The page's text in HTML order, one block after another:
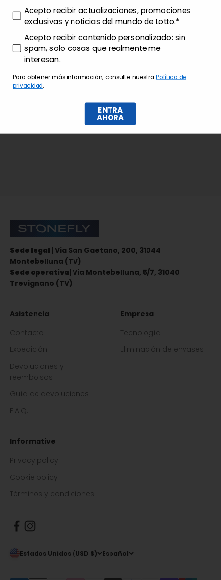
Envíos y devoluciones
Customer care
Stonefly Shop
Sede legal | Via San Gaetano, 200, 31044
Montebelluna (TV)
Sede operativa| Via Montebelluna, 5/7, 31040
Trevignano (TV)
Asistencia
Contacto
Expedición
Devoluciones y
reembolsos
Guía de devoluciones
F.A.Q.
Empresa
Tecnología
Eliminación de envases
Informative
Privacy policy
Cookie policy
Términos y condiciones
Estados Unidos (USD $) Español
consenso
Acepto recibir actualizaciones, promociones
exclusivas y noticias del mundo de Lotto.*
consenso profilazione
Acepto recibir contenido personalizado: sin
spam, solo cosas que realmente me
interesan.
Para obtener más información, consulte nuestraPolítica de
privacidad.
ENTRA
AHORA